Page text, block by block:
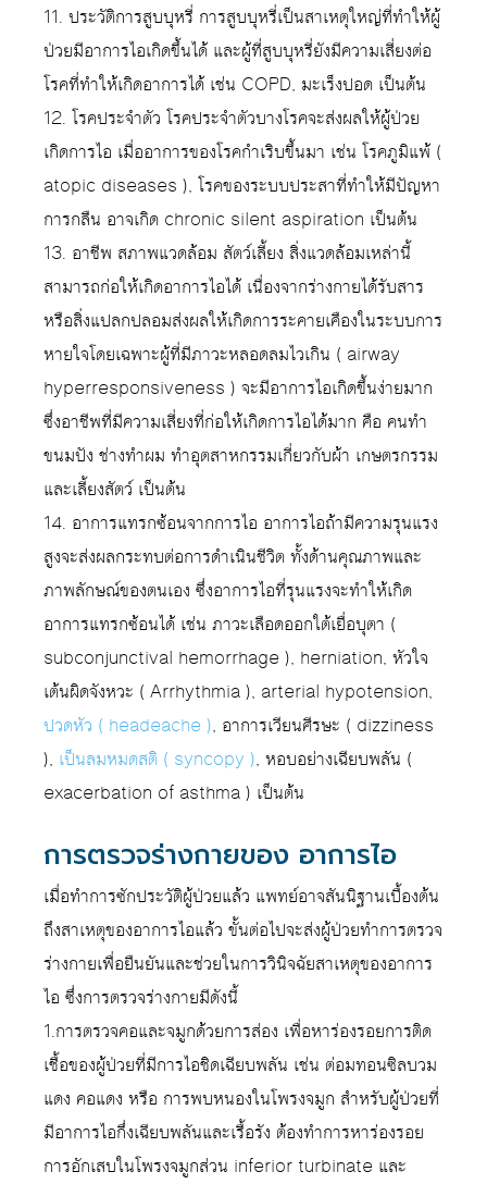
11. ประวัติการสูบบุหรี่ การสูบบุหรี่เป็นสาเหตุใหญ่ที่ทำให้ผู้
ป่วยมีอาการไอเกิดขึ้นได้ และผู้ที่สูบบุหรี่ยังมีความเสี่ยงต่อ
โรคที่ทำให้เกิดอาการได้ เช่น COPD, มะเร็งปอด เป็นต้น
12. โรคประจำตัว โรคประจำตัวบางโรคจะส่งผลให้ผู้ป่วย
เกิดการไอ เมื่ออาการของโรคกำเริบขึ้นมา เช่น โรคภูมิแพ้ (
atopic diseases ), โรคของระบบประสาที่ทำให้มีปัญหา
การกลืน อาจเกิด chronic silent aspiration เป็นต้น
13. อาชีพ สภาพแวดล้อม สัตว์เลี้ยง สิ่งแวดล้อมเหล่านี้
สามารถก่อให้เกิดอาการไอได้ เนื่องจากร่างกายได้รับสาร
หรือสิ่งแปลกปลอมส่งผลให้เกิดการระคายเคืองในระบบการ
หายใจโดยเฉพาะผู้ที่มีภาวะหลอดลมไวเกิน ( airway
hyperresponsiveness ) จะมีอาการไอเกิดขึ้นง่ายมาก
ซึ่งอาชีพที่มีความเสี่ยงที่ก่อให้เกิดการไอได้มาก คือ คนทำ
ขนมปัง ช่างทำผม ทำอุตสาหกรรมเกี่ยวกับผ้า เกษตรกรรม
และเลี้ยงสัตว์ เป็นต้น
14. อาการแทรกซ้อนจากการไอ อาการไอถ้ามีความรุนแรง
สูงจะส่งผลกระทบต่อการดำเนินชีวิต ทั้งด้านคุณภาพและ
ภาพลักษณ์ของตนเอง ซึ่งอาการไอที่รุนแรงจะทำให้เกิด
อาการแทรกซ้อนได้ เช่น ภาวะเลือดออกใต้เยื่อบุตา (
subconjunctival hemorrhage ), herniation, หัวใจ
เต้นผิดจังหวะ ( Arrhythmia ), arterial hypotension,
ปวดหัว ( headeache ), อาการเวียนศีรษะ ( dizziness
), เป็นลมหมดสติ ( syncopy ), หอบอย่างเฉียบพลัน (
exacerbation of asthma ) เป็นต้น
การตรวจร่างกายของ อาการไอ
เมื่อทำการซักประวัติผู้ป่วยแล้ว แพทย์อาจสันนิฐานเบื้องต้น
ถึงสาเหตุของอาการไอแล้ว ขั้นต่อไปจะส่งผู้ป่วยทำการตรวจ
ร่างกายเพื่อยืนยันและช่วยในการวินิจฉัยสาเหตุของอาการ
ไอ ซึ่งการตรวจร่างกายมีดังนี้
1.การตรวจคอและจมูกด้วยการส่อง เพื่อหาร่องรอยการติด
เชื้อของผู้ป่วยที่มีการไอชิดเฉียบพลัน เช่น ต่อมทอนซิลบวม
แดง คอแดง หรือ การพบหนองในโพรงจมูก สำหรับผู้ป่วยที่
มีอาการไอกึ่งเฉียบพลันและเรื้อรัง ต้องทำการหาร่องรอย
การอักเสบในโพรงจมูกส่วน inferior turbinate และ